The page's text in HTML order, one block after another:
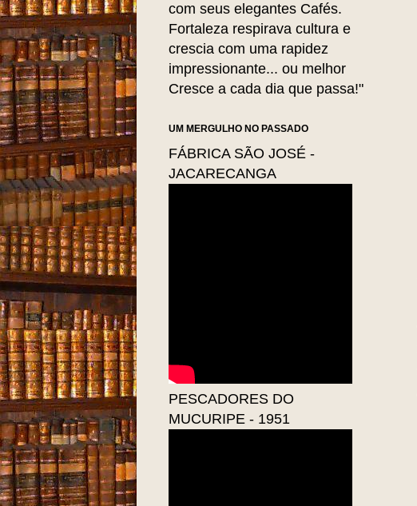
com seus elegantes Cafés.
Fortaleza respirava cultura e
crescia com uma rapidez
impressionante... ou melhor
Cresce a cada dia que passa!"
UM MERGULHO NO PASSADO
FÁBRICA SÃO JOSÉ -
JACARECANGA
PESCADORES DO
MUCURIPE - 1951